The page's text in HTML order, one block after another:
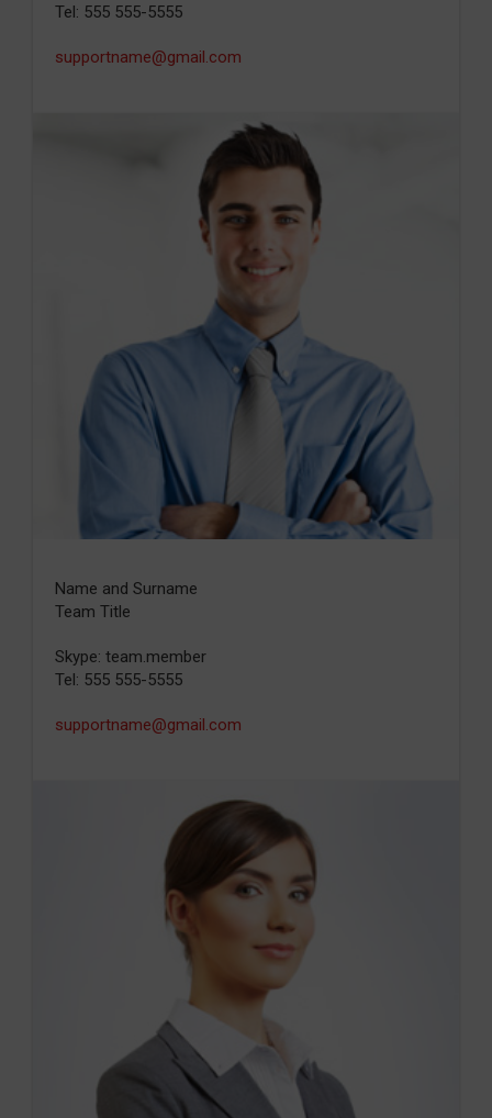
Tel: 555 555-5555
supportname@gmail.com
Name and Surname
Team Title
Skype: team.member
Tel: 555 555-5555
supportname@gmail.com